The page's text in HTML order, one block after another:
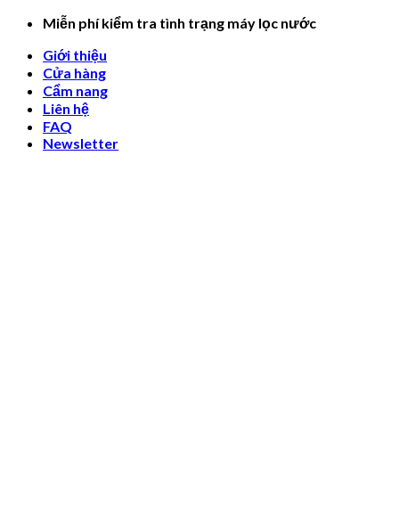
Skip
content
Miễn phí kiểm tra tình trạng máy lọc nước
Giới thiệu
Cửa hàng
Cẩm nang
Liên hệ
FAQ
Newsletter